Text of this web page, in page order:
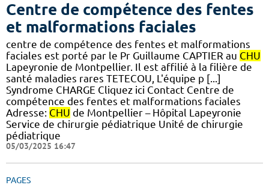
Centre de compétence des fentes
et malformations faciales
centre de compétence des fentes et malformations
faciales est porté par le Pr Guillaume CAPTIER au CHU
Lapeyronie de Montpellier. Il est affilié à la filière de
santé maladies rares TETECOU, L'équipe p [...]
Syndrome CHARGE Cliquez ici Contact Centre de
compétence des fentes et malformations faciales
Adresse: CHU de Montpellier – Hôpital Lapeyronie
Service de chirurgie pédiatrique Unité de chirurgie
pédiatrique
05/03/2025 16:47
PAGES